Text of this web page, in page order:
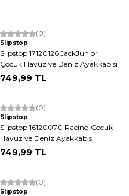
Yeni (0)
Slipstop
Slipstop 17120126 JackJunior
Çocuk Havuz ve Deniz Ayakkabısı
749,99 TL
Yeni (0)
Slipstop
Slipstop 16120070 Racing Çocuk
Havuz ve Deniz Ayakkabısı
749,99 TL
Yeni (0)
Slipstop